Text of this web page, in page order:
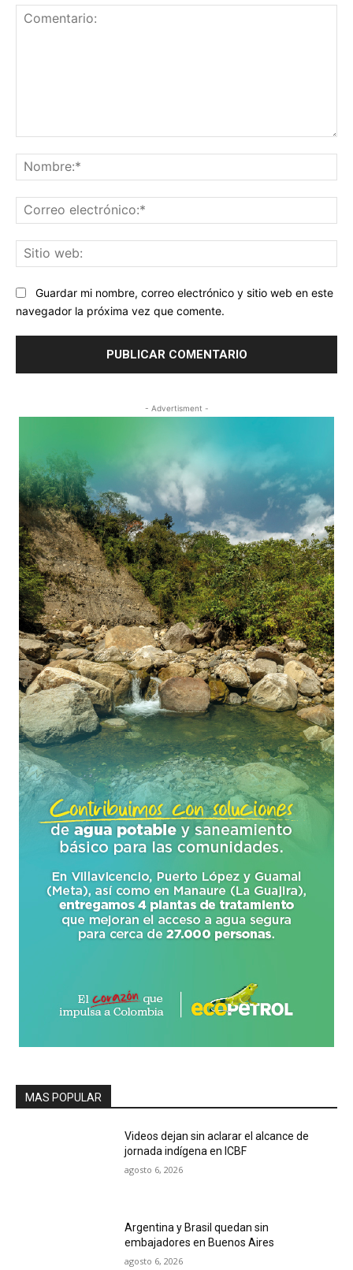
Guardar mi nombre, correo electrónico y sitio web en este
navegador la próxima vez que comente.
- Advertisment -
MAS POPULAR
Videos dejan sin aclarar el alcance de
jornada indígena en ICBF
agosto 6, 2026
Argentina y Brasil quedan sin
embajadores en Buenos Aires
agosto 6, 2026